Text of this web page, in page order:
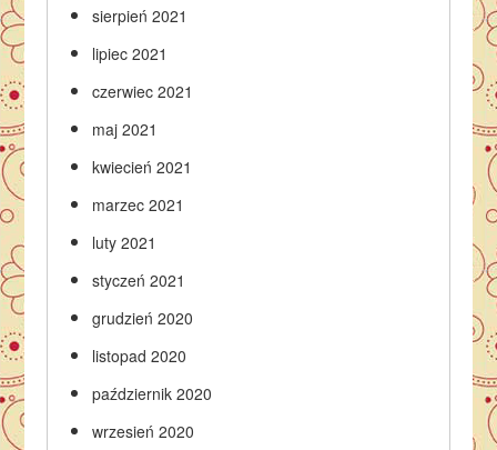
sierpień 2021
lipiec 2021
czerwiec 2021
maj 2021
kwiecień 2021
marzec 2021
luty 2021
styczeń 2021
grudzień 2020
listopad 2020
październik 2020
wrzesień 2020